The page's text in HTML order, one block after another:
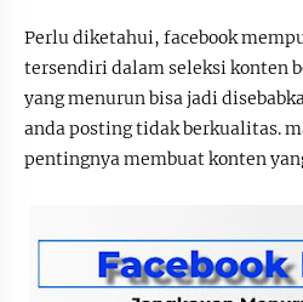
Perlu diketahui, facebook
tersendiri dalam seleksi konten
yang menurun bisa jadi
anda posting tidak berkualitas.
pentingnya membuat konten